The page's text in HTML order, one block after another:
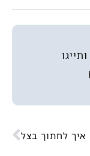
איך לחתוך בצל